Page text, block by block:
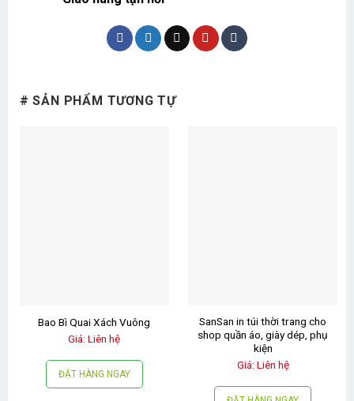
# SẢN PHẨM TƯƠNG TỰ
Bao Bì Quai Xách Vuông
Giá: Liên hệ
ĐẶT HÀNG NGAY
SanSan in túi thời trang cho
shop quần áo, giày dép, phụ
kiện
Giá: Liên hệ